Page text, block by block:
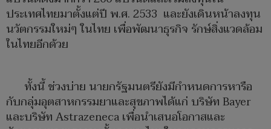
ประเทศไทยมาตั้งแต่ปี พ.ศ. 2533 และยังเดินหน้าลงทุน
นวัตกรรมใหม่ๆ ในไทย เพื่อพัฒนาธุรกิจ รักษ์สิ่งแวดล้อม
ในไทยอีกด้วย
ทั้งนี้ ช่วงบ่าย นายกรัฐมนตรียังมีกำหนดการหารือ
กับกลุ่มอุตสาหกรรมยาและสุขภาพได้แก่ บริษัท Bayer
และบริษัท Astrazeneca เพื่อนำเสนอโอกาสและ